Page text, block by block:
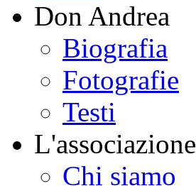
Don Andrea
Biografia
Fotografie
Testi
L'associazione
Chi siamo